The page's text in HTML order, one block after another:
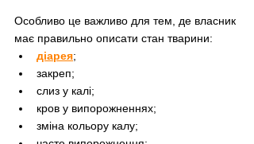
Особливо це важливо для тем, де власник
має правильно описати стан тварини:
діарея;
закреп;
слиз у калі;
кров у випорожненнях;
зміна кольору калу;